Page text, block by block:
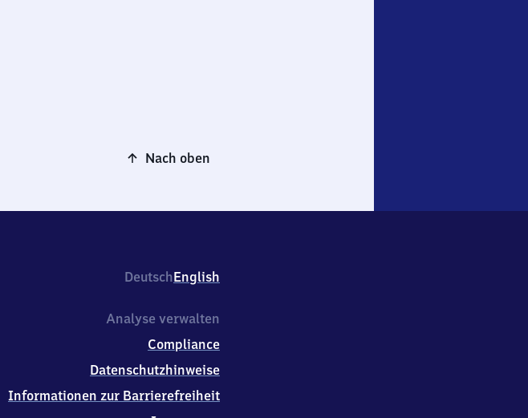
Nach oben
DeutschEnglish
Analyse verwalten
Compliance
Datenschutzhinweise
Informationen zur Barrierefreiheit